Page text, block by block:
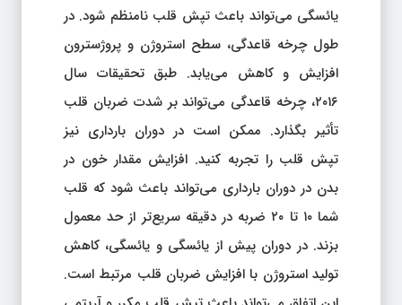
یائسگی می‌تواند باعث تپش قلب نامنظم شود. در
طول چرخه قاعدگی، سطح استروژن و پروژسترون
افزایش و کاهش می‌یابد. طبق تحقیقات سال
۲۰۱۶، چرخه قاعدگی می‌تواند بر شدت ضربان قلب
تأثیر بگذارد. ممکن است در دوران بارداری نیز
تپش قلب را تجربه کنید. افزایش مقدار خون در
بدن در دوران بارداری می‌تواند باعث شود که قلب
شما ۱۰ تا ۲۰ ضربه در دقیقه سریع‌تر از حد معمول
بزند. در دوران پیش از یائسگی و یائسگی، کاهش
تولید استروژن با افزایش ضربان قلب مرتبط است.